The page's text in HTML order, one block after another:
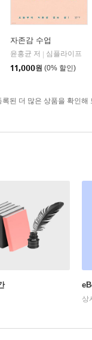
자존감 수업
윤홍균 저 | 심플라이프
11,000원 (0% 할인)
된 더 많은 상품을 확인해
상